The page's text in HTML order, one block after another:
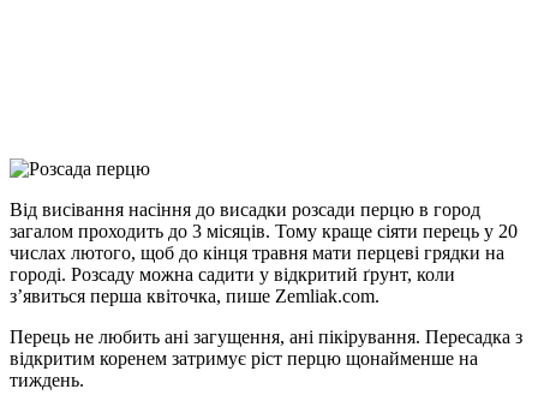
Link
Print
Від висівання насіння до висадки розсади перцю в город
загалом проходить до 3 місяців. Тому краще сіяти перець у 20
числах лютого, щоб до кінця травня мати перцеві грядки на
городі. Розсаду можна садити у відкритий ґрунт, коли
з’явиться перша квіточка, пише Zemliak.com.
Перець не любить ані загущення, ані пікірування. Пересадка з
відкритим коренем затримує ріст перцю щонайменше на
тиждень.